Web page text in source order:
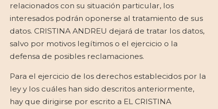
relacionados con su situación particular, los
interesados podrán oponerse al tratamiento de sus
datos. CRISTINA ANDREU dejará de tratar los datos,
salvo por motivos legítimos o el ejercicio o la
defensa de posibles reclamaciones.
Para el ejercicio de los derechos establecidos por la
ley y los cuáles han sido descritos anteriormente,
hay que dirigirse por escrito a EL CRISTINA